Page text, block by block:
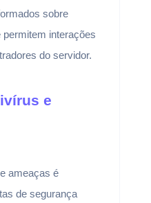
sobre
interações
do servidor.
e
ameaças é
de segurança